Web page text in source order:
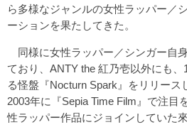
ら多様なジャンルの女性ラッパー／
ーションを果たしてきた。
同様に女性ラッパー／シンガー自
ており、ANTY the 紅乃壱以外にも、
る怪盤『Nocturn Spark』をリリース
2003年に『Sepia Time Film』で注目
性ラッパー作品にジョインしていた